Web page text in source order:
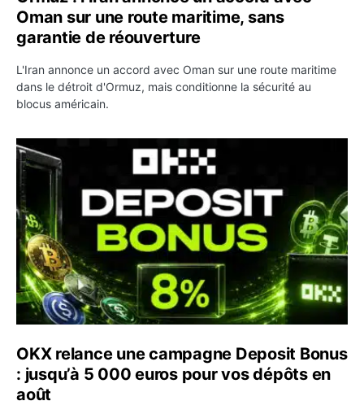
Oman sur une route maritime, sans
garantie de réouverture
L'Iran annonce un accord avec Oman sur une route maritime
dans le détroit d'Ormuz, mais conditionne la sécurité au
blocus américain.
OKX relance une campagne Deposit Bonus : jusqu’à 5
OKX relance une campagne Deposit Bonus
: jusqu’à 5 000 euros pour vos dépôts en
août